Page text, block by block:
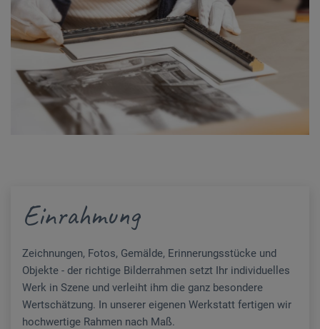
Einrahmung
Zeichnungen, Fotos, Gemälde, Erinnerungsstücke und
Objekte - der richtige Bilderrahmen setzt Ihr individuelles
Werk in Szene und verleiht ihm die ganz besondere
Wertschätzung. In unserer eigenen Werkstatt fertigen wir
hochwertige Rahmen nach Maß.